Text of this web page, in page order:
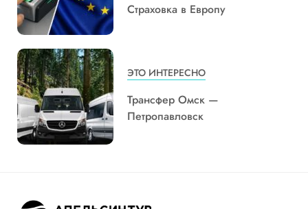
Страховка в Европу
ЭТО ИНТЕРЕСНО
Трансфер Омск —
Петропавловск